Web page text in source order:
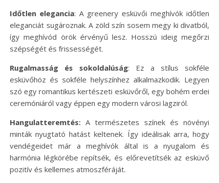
Időtlen elegancia: A greenery esküvői meghívók időtlen
eleganciát sugároznak. A zöld szín sosem megy ki divatból,
így meghívód örök érvényű lesz. Hosszú ideig megőrzi
szépségét és frissességét.
Rugalmasság és sokoldalúság: Ez a stílus sokféle
esküvőhöz és sokféle helyszínhez alkalmazkodik. Legyen
szó egy romantikus kertészeti esküvőről, egy bohém erdei
ceremóniáról vagy éppen egy modern városi lagziról.
Hangulatteremtés: A természetes színek és növényi
minták nyugtató hatást keltenek. Így ideálisak arra, hogy
vendégeidet már a meghívók által is a nyugalom és
harmónia légkörébe repítsék, és előrevetítsék az esküvő
pozitív és kellemes atmoszféráját.